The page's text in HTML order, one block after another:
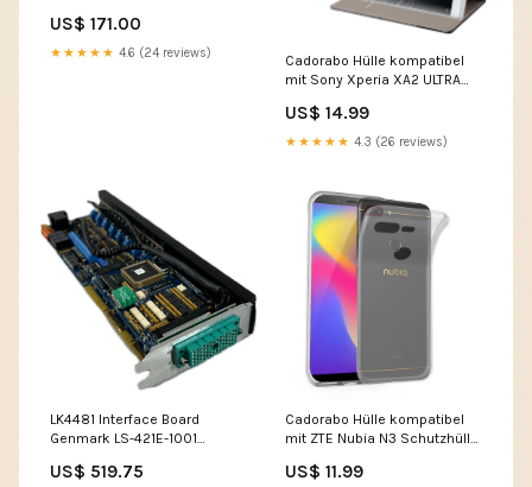
US$ 171.00
★★★★★ 4.6 (24 reviews)
Cadorabo Hülle kompatibel
mit Sony Xperia XA2 ULTRA
Magnetverschluss,
Standfunktion und
US$ 14.99
★★★★★ 4.3 (26 reviews)
LK4481 Interface Board
Genmark LS-421E-1001
US$ 519.75
Cadorabo Hülle kompatibel
mit ZTE Nubia N3 Schutzhülle
Model_L50
US$ 11.99